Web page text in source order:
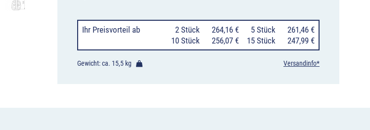
35
oder
50
Ihr Preisvorteil ab 2 Stück 264,16 € 5 Stück
261,46 €
10 Stück
256,07 € 15 Stück 247,99 €
Gewicht: ca. 15,5 kg Versandinfo*